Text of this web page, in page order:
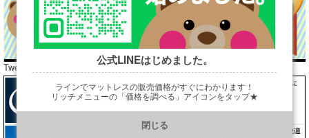
Tweets by araibed300 公式LINEはじめました。
ラインでマットレスの販売価格がすぐにわかります！
リッチメニューの「価格を調べる」アイコンをタップ★
https://line.me/R/ti/p/@901ptzjz
閉じる